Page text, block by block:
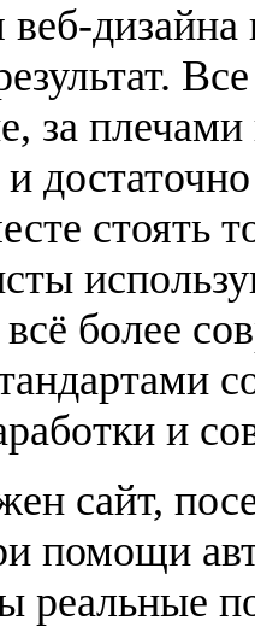
веб-
за
и
стоять
всё более
и
сайт,
помощи
реальные